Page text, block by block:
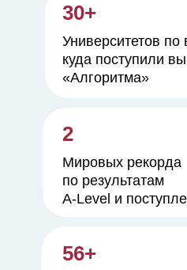
30+
56+
2
Университетов по
куда поступили
«Алгоритма»
Мировых рекорда
по результатам
A-Level и